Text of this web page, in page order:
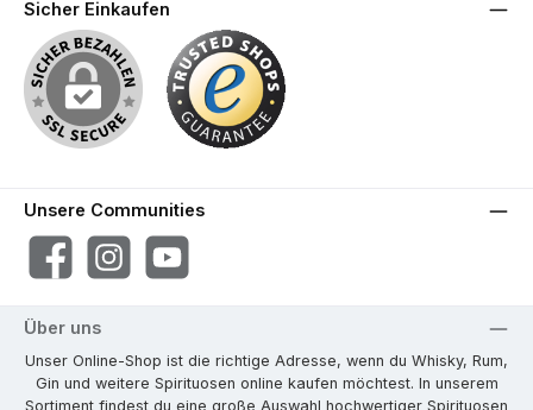
Sicher Einkaufen
Unsere Communities
FacebookInstagramYouTube
Über uns
Unser Online-Shop ist die richtige Adresse, wenn du Whisky, Rum,
Gin und weitere Spirituosen online kaufen möchtest. In unserem
Sortiment findest du eine große Auswahl hochwertiger Spirituosen